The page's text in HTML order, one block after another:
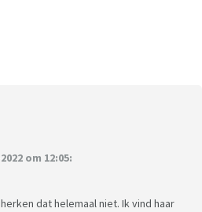
om 12:05:
dat helemaal niet. Ik vind haar